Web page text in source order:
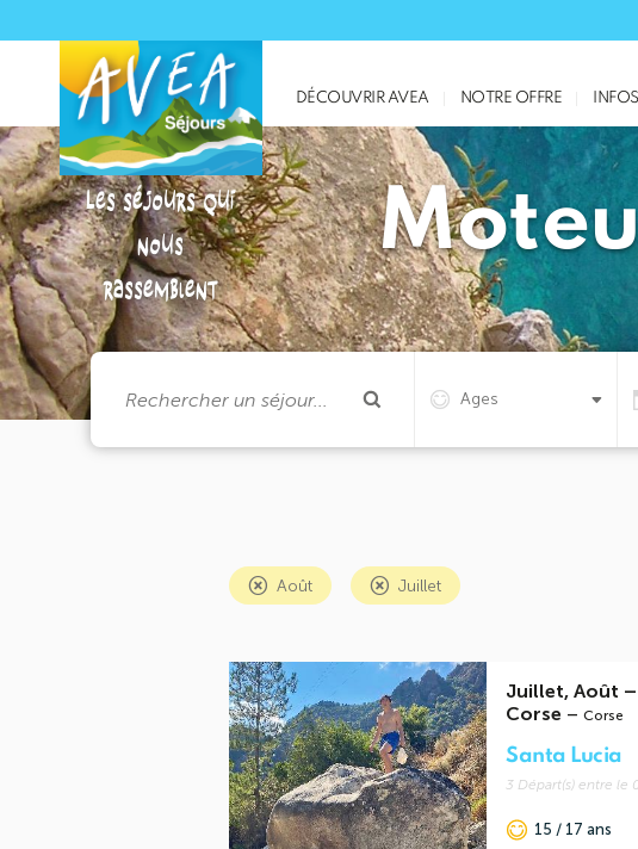
Les séjours qui
nous
rassemblent
DÉCOUVRIR AVEA NOTRE OFFRE
Ages
Août Juillet
Juillet, Août –
Corse – Corse
Santa Lucia
3 Départ(s) entre
15 / 17 ans